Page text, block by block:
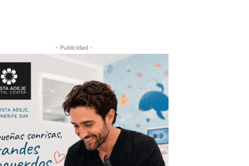
- Publicidad -